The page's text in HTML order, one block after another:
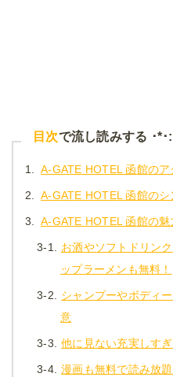
目次で流し読みする ･*
1. A-GATE HOTEL 函館の
2. A-GATE HOTEL 函館の
3. A-GATE HOTEL 函館の魅
3-1.
お酒やソフトドリン
ップラーメンも無料！
3-2.
シャンプーやボディ
意
3-3. 他に見ない充実しす
3-4. 漫画も無料で読み放